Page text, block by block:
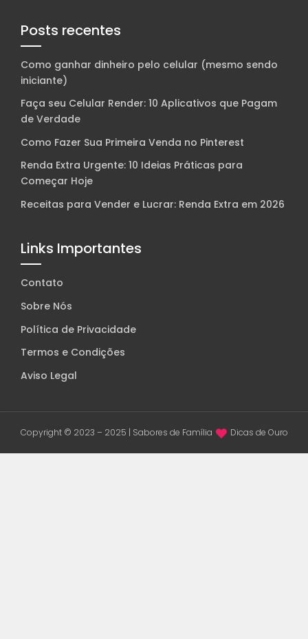
Posts recentes
Como ganhar dinheiro pelo celular (mesmo sendo
iniciante)
Faça seu Celular Render: 10 Aplicativos que Pagam
de Verdade
Como Fazer Sua Primeira Venda no Pinterest
Renda Extra Urgente: 10 Ideias Práticas para
Começar Hoje
Receitas para Vender e Lucrar: Renda Extra em 2026
Links Importantes
Contato
Sobre Nós
Política de Privacidade
Termos e Condições
Aviso Legal
Copyright © 2023 – 2025 | Sabores de Família Dicas de Ouro